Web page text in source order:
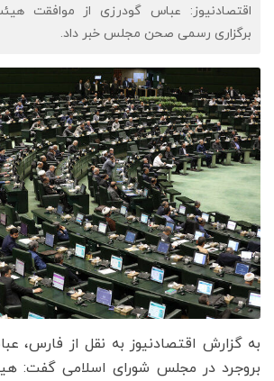
اقتصادنیوز: عباس گودرزی از موافقت
برگزاری رسمی صحن مجلس خبر داد.
به گزارش اقتصادنیوز به نقل از فارس،
بروجرد در مجلس شورای اسلامی گفت: